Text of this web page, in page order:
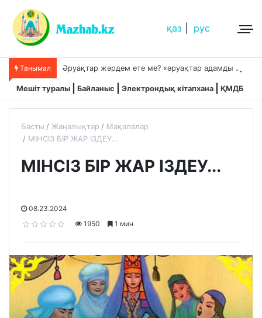
қаз рус
Танымал Ә
руақтар жәрдем ете ме? «әруақтар адамды қорғап жүреді»,-дейді сол рас па?
Мешіт туралы Байланыс Электрондық кітапхана ҚМДБ
Басты Жаңалықтар
Мақалалар
МІНСІЗ БІР ЖАР ІЗДЕУ...
МІНСІЗ БІР ЖАР ІЗДЕУ...
08.23.2024
1950
1 мин